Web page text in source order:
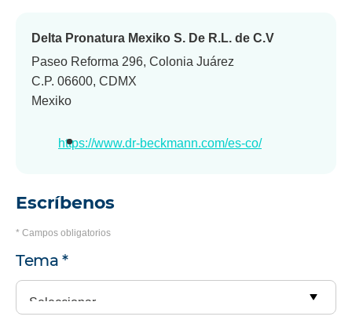
Delta Pronatura Mexiko S. De R.L. de C.V
Paseo Reforma 296, Colonia Juárez
C.P. 06600, CDMX
Mexiko
https://www.dr-beckmann.com/es-co/
Escríbenos
* Campos obligatorios
tu
Tema *